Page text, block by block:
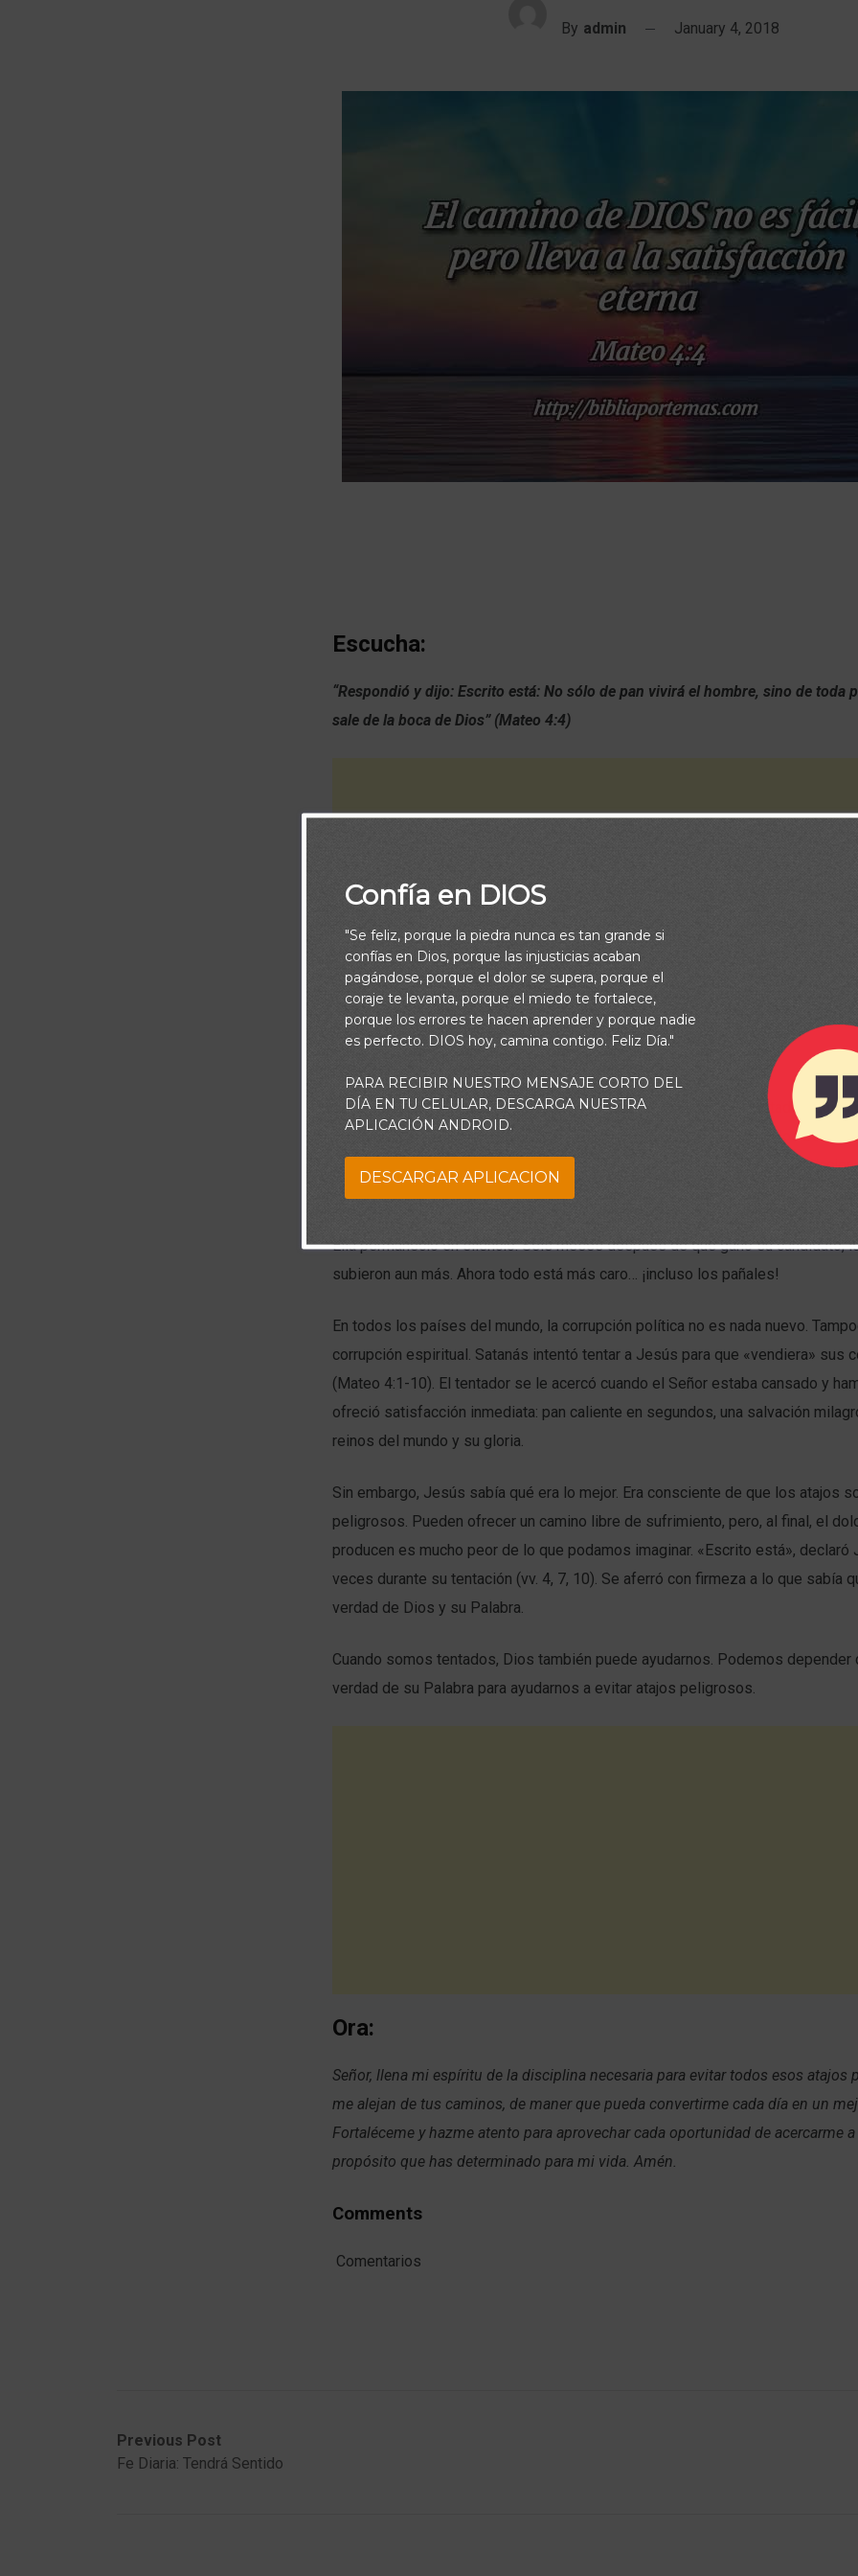
By admin January 4, 2018
Escucha:
“Respondió y dijo: Escrito está: No sólo de pan vivirá el hombre, sino de toda
sale de la boca de Dios” (Mateo 4:4)
Hace poco, cuando hubo elecciones en mi país, una madre necesitada a quien
cambió su voto por una bolsa de pañales. Ya habíamos hablado de los
candidato, así que su decisión me desilusionó. «¿Qué pasa con tus
pregunté.
Ella permaneció en silencio. Seis meses después de que ganó su candidato,
subieron aun más. Ahora todo está más caro… ¡incluso los pañales!
En todos los países del mundo, la corrupción política no es nada nuevo.
corrupción espiritual. Satanás intentó tentar a Jesús para que «vendiera» sus
(Mateo 4:1-10). El tentador se le acercó cuando el Señor estaba cansado y
ofreció satisfacción inmediata: pan caliente en segundos, una salvación
reinos del mundo y su gloria.
Sin embargo, Jesús sabía qué era lo mejor. Era consciente de que los atajos
peligrosos. Pueden ofrecer un camino libre de sufrimiento, pero, al final, el
producen es mucho peor de lo que podamos imaginar. «Escrito está», declaró
veces durante su tentación (vv. 4, 7, 10). Se aferró con firmeza a lo que sabía
verdad de Dios y su Palabra.
Cuando somos tentados, Dios también puede ayudarnos. Podemos depender
verdad de su Palabra para ayudarnos a evitar atajos peligrosos.
Ora:
Señor, llena mi espíritu de la disciplina necesaria para evitar todos esos atajos
me alejan de tus caminos, de maner que pueda convertirme cada día en un
Fortaléceme y hazme atento para aprovechar cada oportunidad de acercarme a
propósito que has determinado para mi vida. Amén.
Comments
Comentarios
Previous Post
Fe Diaria: Tendrá Sentido
Confía en DIOS
"Se feliz, porque la piedra nunca es tan grande si
confías en Dios, porque las injusticias acaban
pagándose, porque el dolor se supera, porque el
coraje te levanta, porque el miedo te fortalece,
porque los errores te hacen aprender y porque nadie
es perfecto. DIOS hoy, camina contigo. Feliz Día."
PARA RECIBIR NUESTRO MENSAJE CORTO DEL
DÍA EN TU CELULAR, DESCARGA NUESTRA
APLICACIÓN ANDROID.
DESCARGAR APLICACION